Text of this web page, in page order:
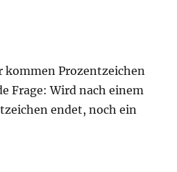
kommen Prozentzeichen
Frage: Wird nach einem
endet, noch ein